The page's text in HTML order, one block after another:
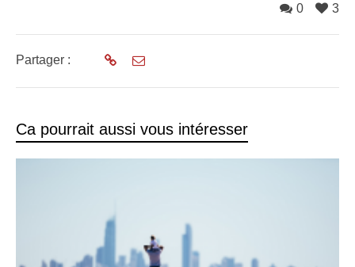
3
0
Partager :
Ca pourrait aussi vous intéresser